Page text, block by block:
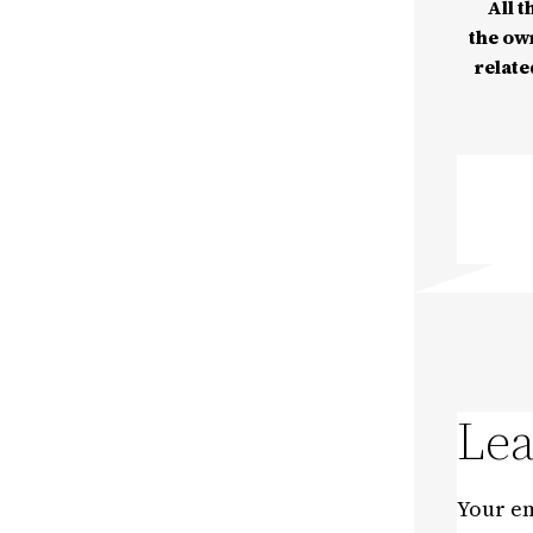
All
the
Your